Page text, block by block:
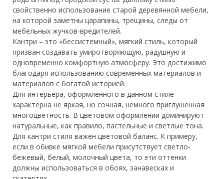
свойственно использование старой деревянной мебели,
на которой заметны царапины, трещины, следы от
мебельных жучков-вредителей.
Кантри – это «бессистемный», мягкий стиль, который
призван создавать умиротворяющую, радушную и
одновременно комфортную атмосферу. Это достижимо
благодаря использованию современных материалов и
материалов с богатой историей.
Для интерьера, оформленного в данном стиле
характерна не яркая, но сочная, немного приглушенная
многоцветность. В цветовом оформлении доминируют
натуральные, как правило, пастельные и светлые тона.
Для кантри стиля важен цветовой баланс. К примеру,
если в обивке мягкой мебели присутствует светло-
бежевый, белый, молочный цвета, то эти оттенки
должны использоваться в обоях, занавесках и